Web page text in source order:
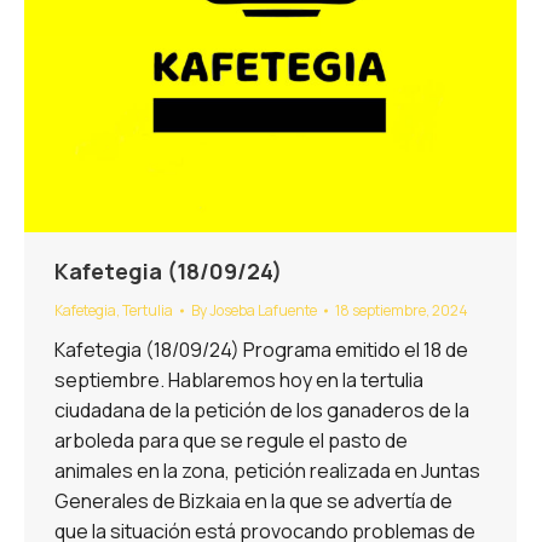
Kafetegia (18/09/24)
Kafetegia,Tertulia ByJoseba Lafuente 18 septiembre, 2024
Kafetegia (18/09/24) Programa emitido el 18 de
septiembre. Hablaremos hoy en la tertulia
ciudadana de la petición de los ganaderos de la
arboleda para que se regule el pasto de
animales en la zona, petición realizada en Juntas
Generales de Bizkaia en la que se advertía de
que la situación está provocando problemas de